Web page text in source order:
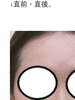
↓直前・直後。